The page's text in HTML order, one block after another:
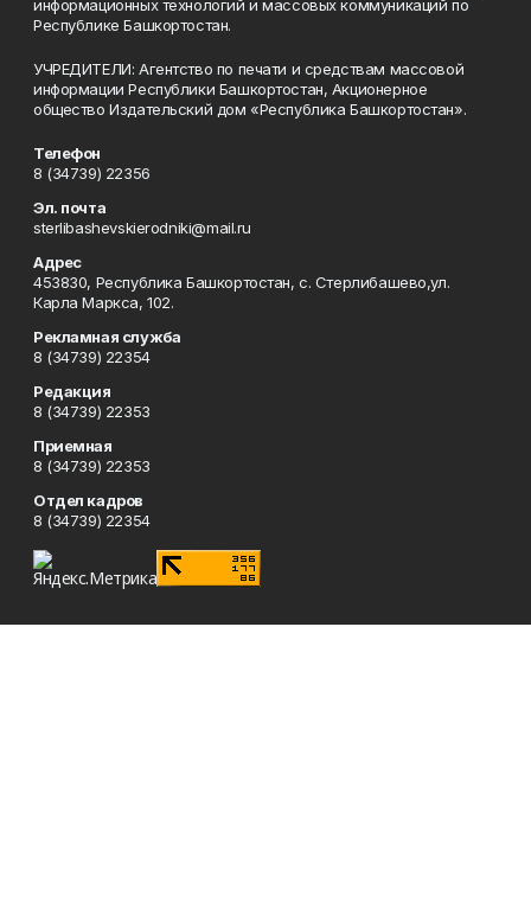
информационных технологий и массовых коммуникаций по
Республике Башкортостан.
УЧРЕДИТЕЛИ: Агентство по печати и средствам массовой
информации Республики Башкортостан, Акционерное
общество Издательский дом «Республика Башкортостан».
Телефон
8 (34739) 22356
Эл. почта
sterlibashevskierodniki@mail.ru
Адрес
453830, Республика Башкортостан, c. Стерлибашево,ул.
Карла Маркса, 102.
Рекламная служба
8 (34739) 22354
Редакция
8 (34739) 22353
Приемная
8 (34739) 22353
Отдел кадров
8 (34739) 22354